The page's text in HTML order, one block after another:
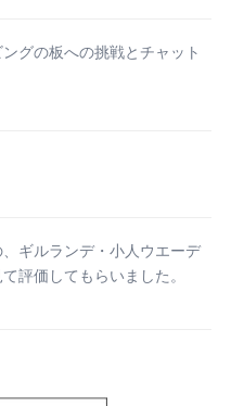
グの板への挑戦とチャット
ギルランデ・小人ウエーデ
評価してもらいました。